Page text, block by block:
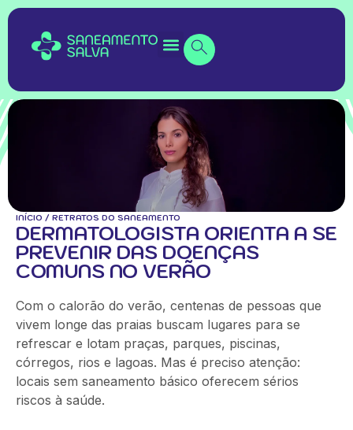
INÍCIO / RETRATOS DO SANEAMENTO
DERMATOLOGISTA ORIENTA A SE
PREVENIR DAS DOENÇAS
COMUNS NO VERÃO
Com o calorão do verão, centenas de pessoas que
vivem longe das praias buscam lugares para se
refrescar e lotam praças, parques, piscinas,
córregos, rios e lagoas. Mas é preciso atenção:
locais sem saneamento básico oferecem sérios
riscos à saúde.